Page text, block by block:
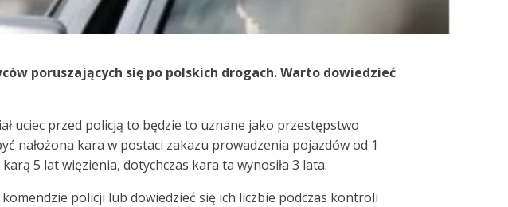
poruszających się po polskich drogach. Warto dowiedzieć
uciec przed policją to będzie to uznane jako przestępstwo
nałożona kara w postaci zakazu prowadzenia pojazdów od 1
5 lat więzienia, dotychczas kara ta wynosiła 3 lata.
policji lub dowiedzieć się ich liczbie podczas kontroli